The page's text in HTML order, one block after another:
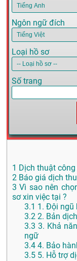
Ngôn ngữ đích
Loại hồ sơ
Số trang
1 Dịch thuật
2 Báo giá dịch
3 Vì sao nên
sơ xin việc tại ?
3.1 1. Đội ngũ
3.2 2. Bản
3.3 3. Khả
ngữ
3.4 4. Bảo
3.5 5. Hỗ trợ